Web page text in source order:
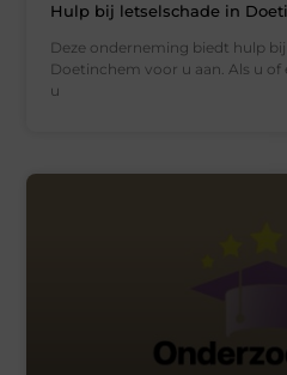
Hulp bij letselschade in
Deze onderneming biedt hulp
Doetinchem voor u aan. Als u
u